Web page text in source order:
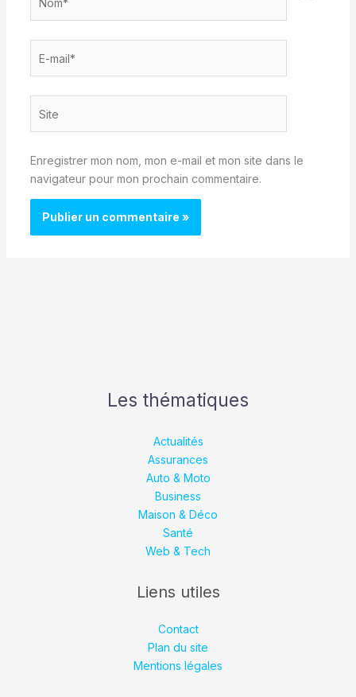
mail*
Enregistrer mon nom, mon e-mail et mon site dans le
navigateur pour mon prochain commentaire.
Les thématiques
Actualités
Assurances
Auto & Moto
Business
Maison & Déco
Santé
Web & Tech
Liens utiles
Contact
Plan du site
Mentions légales